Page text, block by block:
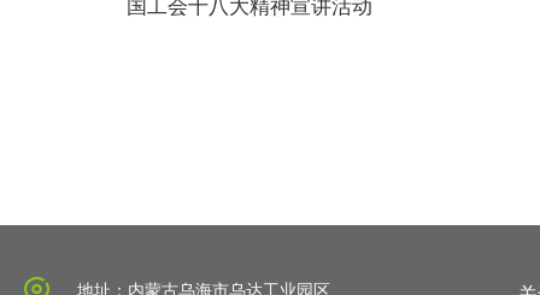
国工会十八大精神宣讲活动
地址：内蒙古乌海市乌达工业园区